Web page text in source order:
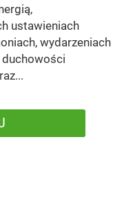
ustawieniach
wydarzeniach